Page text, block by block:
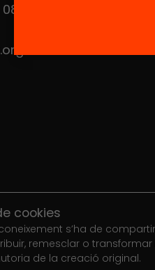
Barcelona
cookies
s’ha de
remesclar o
de la creació original.